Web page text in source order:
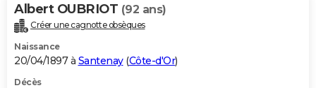
Albert OUBRIOT (92 ans)
Créer une cagnotte obsèques
Naissance
20/04/1897 à Santenay(Côte-d'Or)
Décès